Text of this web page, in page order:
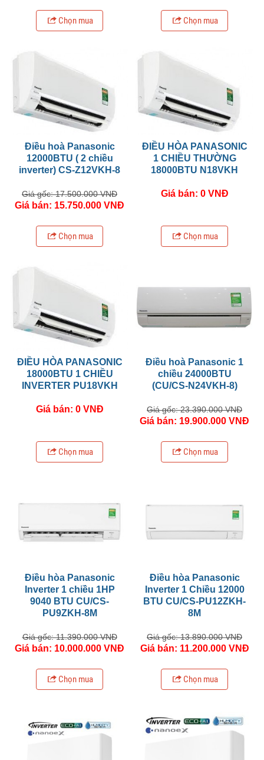
Chọn mua Chọn mua
Điều hoà Panasonic
12000BTU ( 2 chiều
inverter) CS-Z12VKH-8
Giá gốc: 17.500.000 VNĐ
Giá bán: 15.750.000 VNĐ
Chọn mua
ĐIỀU HÒA PANASONIC
1 CHIỀU THƯỜNG
18000BTU N18VKH
Giá bán: 0 VNĐ
Chọn mua
ĐIỀU HÒA PANASONIC
18000BTU 1 CHIỀU
INVERTER PU18VKH
Giá bán: 0 VNĐ
Chọn mua
Điều hoà Panasonic 1
chiều 24000BTU
(CU/CS-N24VKH-8)
Giá gốc: 23.390.000 VNĐ
Giá bán: 19.900.000 VNĐ
Chọn mua
Điều hòa Panasonic
Inverter 1 chiều 1HP
9040 BTU CU/CS-
PU9ZKH-8M
Giá gốc: 11.390.000 VNĐ
Giá bán: 10.000.000 VNĐ
Chọn mua
Điều hòa Panasonic
Inverter 1 Chiều 12000
BTU CU/CS-PU12ZKH-
8M
Giá gốc: 13.890.000 VNĐ
Giá bán: 11.200.000 VNĐ
Chọn mua